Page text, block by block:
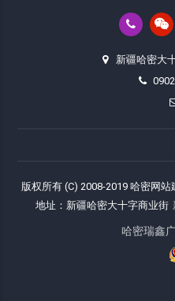
新疆哈密大
版权所有 (C) 2008-2019 哈密网
地址：新疆哈密大十字商业街
哈密瑞鑫